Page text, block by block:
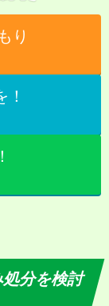
り
処分を検討